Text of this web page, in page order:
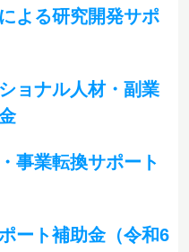
よる研究開発サポ
ョナル人材・副業
事業転換サポート
ート補助金（令和6